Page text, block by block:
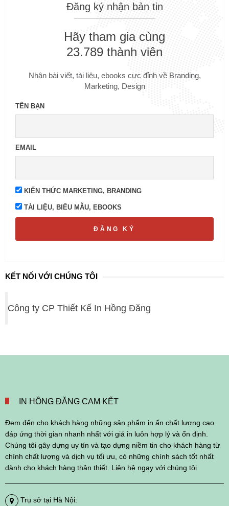
Đăng ký nhận bản tin
Hãy tham gia cùng
23.789 thành viên
Nhận bài viết, tài liệu, ebooks cực đỉnh về Branding,
Marketing, Design
TÊN BẠN
EMAIL
KIẾN THỨC MARKETING, BRANDING
TÀI LIỆU, BIỂU MẪU, EBOOKS
ĐĂNG KÝ
KẾT NỐI VỚI CHÚNG TÔI
Công ty CP Thiết Kế In Hồng Đăng
IN HỒNG ĐĂNG CAM KẾT
Đem đến cho khách hàng những sản phẩm in ấn chất lượng cao
đáp ứng thời gian nhanh nhất với giá in luôn hợp lý và ổn định.
Chúng tôi gây dựng uy tín và tạo dựng niềm tin cho khách hàng từ
chính chất lượng và dịch vụ tối ưu, có những chính sách tốt nhất
dành cho khách hàng thân thiết. Liên hệ ngay với chúng tôi
Trụ sở tại Hà Nội: